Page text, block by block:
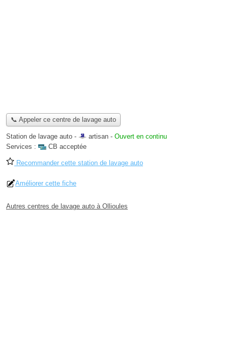
📞 Appeler ce centre de lavage auto
Station de lavage auto - artisan - Ouvert en continu
Services :
CB acceptée
Recommander cette station de lavage auto
Améliorer cette fiche
Autres centres de lavage auto à Ollioules